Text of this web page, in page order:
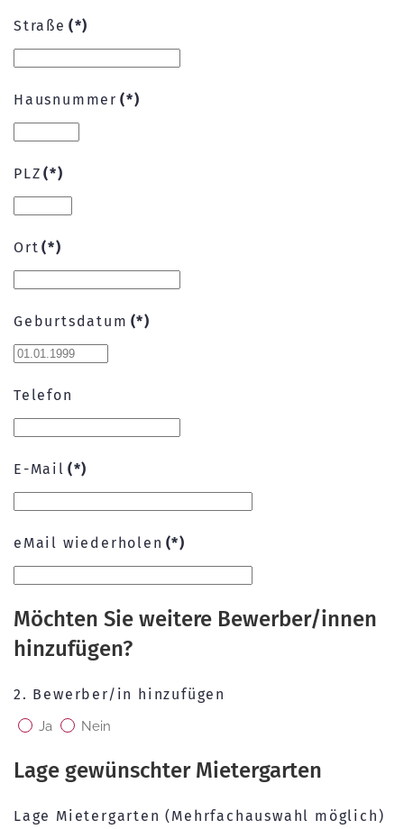
Straße (*)
Hausnummer (*)
PLZ (*)
Ort (*)
Geburtsdatum (*)
Telefon
E-Mail (*)
eMail wiederholen (*)
Möchten Sie weitere Bewerber/innen
hinzufügen?
2. Bewerber/in hinzufügen
Ja Nein
Lage gewünschter Mietergarten
Lage Mietergarten (Mehrfachauswahl möglich)